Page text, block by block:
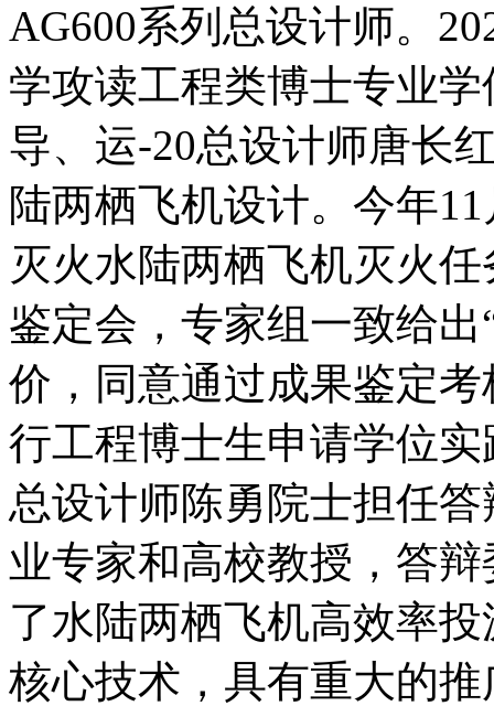
AG600系列总设计师。
学攻读工程类博士专业
导、运-20总设计师唐长
陆两栖飞机设计。今年
灭火水陆两栖飞机灭火
鉴定会，专家组一致给
价，同意通过成果鉴定
行工程博士生申请学位
总设计师陈勇院士担任
业专家和高校教授，答
了水陆两栖飞机高效率
核心技术，具有重大的